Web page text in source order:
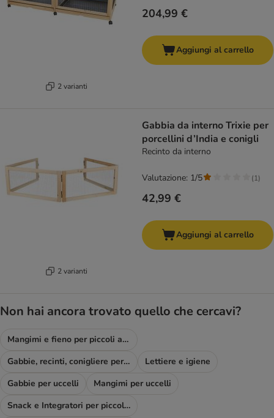
2 varianti
204,99 €
Aggiungi al carrello
2 varianti
Gabbia da interno Trixie per
porcellini d’India e conigli
Recinto da interno
42,99 €
Valutazione: 1/5 (1)
Aggiungi al carrello
Non hai ancora trovato quello che cercavi?
Mangimi e fieno per piccoli animali & Co
Gabbie, recinti, conigliere per piccoli animali
Lettiere e igiene
Gabbie per uccelli
Mangimi per uccelli
Snack e Integratori per piccoli animali